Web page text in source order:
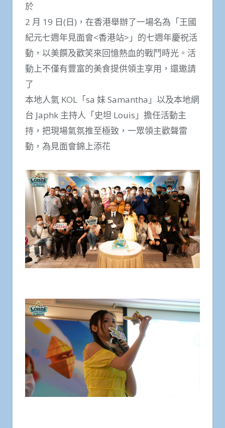
於
2 月 19 日(日)，在香港舉辦了一場名為「王國
紀元七週年見面會<香港站>」的七週年慶祝活
動，以美饌及歡笑來回憶熱血的戰鬥時光。活
動上不僅有豐富的美食提供領主享用，還邀請
了
本地人氣 KOL「sa 妹 Samantha」以及本地網
台 Japhk 主持人「史坦 Louis」擔任活動主
持，把現場氣氛推至極致，一眾領主歡聲雷
動，為見面會錦上添花